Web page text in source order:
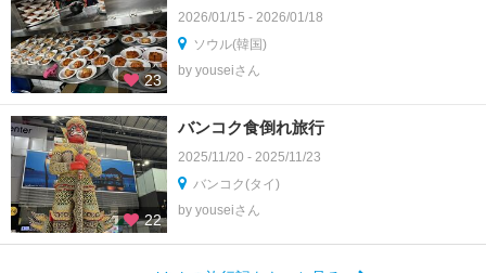
23
2026/01/15 - 2026/01/18
ソウル(韓国)
by youseiさん
22
バンコク食倒れ旅行
2025/11/20 - 2025/11/23
バンコク(タイ)
by youseiさん